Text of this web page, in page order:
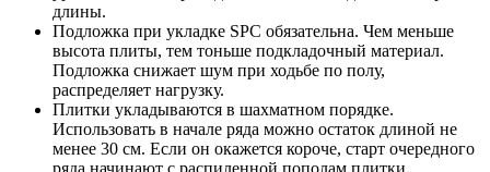
длины.
Подложка при укладке SPC обязательна. Чем меньше
высота плиты, тем тоньше подкладочный материал.
Подложка снижает шум при ходьбе по полу,
распределяет нагрузку.
Плитки укладываются в шахматном порядке.
Использовать в начале ряда можно остаток длиной не
менее 30 см. Если он окажется короче, старт очередного
ряда начинают с распиленной пополам плитки.